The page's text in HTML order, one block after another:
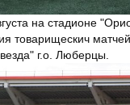
на стадионе
товарищескич
г.о. Люберцы.